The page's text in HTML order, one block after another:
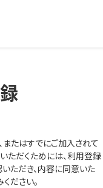
たはすでにご加入されて
ただくためには、利用登録
ただき、内容に同意いた
ださい。